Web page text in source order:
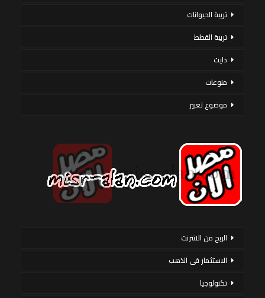
تربية الحيوانات
تربية القطط
دايت
منوعات
موضوع تعبير
الربح من الانترنت
الاستثمار فى الذهب
تكنولوجيا